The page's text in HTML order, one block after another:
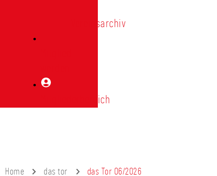
Vereinsarchiv
Mitgliederbereich
Home das tor das Tor 06/2026